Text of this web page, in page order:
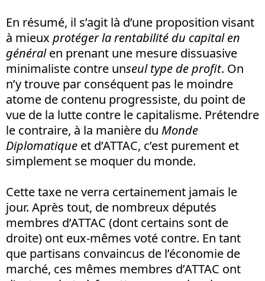
En résumé, il s’agit là d’une proposition visant
à mieux protéger la rentabilité du capital en
généralen prenant une mesure dissuasive
minimaliste contre unseul type de profit. On
n’y trouve par conséquent pas le moindre
atome de contenu progressiste, du point de
vue de la lutte contre le capitalisme. Prétendre
le contraire, à la manière du Monde
Diplomatique et d’ATTAC, c’est purement et
simplement se moquer du monde.
Cette taxe ne verra certainement jamais le
jour. Après tout, de nombreux députés
membres d’ATTAC (dont certains sont de
droite) ont eux-mêmes voté contre. En tant
que partisans convaincus de l’économie de
marché, ces mêmes membres d’ATTAC ont